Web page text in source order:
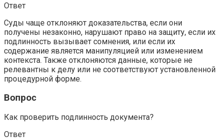
Ответ
Суды чаще отклоняют доказательства, если они
получены незаконно, нарушают право на защиту, если их
подлинность вызывает сомнения, или если их
содержание является манипуляцией или изменением
контекста. Также отклоняются данные, которые не
релевантны к делу или не соответствуют установленной
процедурной форме.
Вопрос
Как проверить подлинность документа?
Ответ